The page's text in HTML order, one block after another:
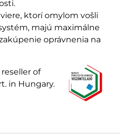
ktorí omylom vošli
majú maximálne
oprávnenia na
of
in Hungary.